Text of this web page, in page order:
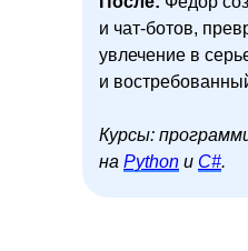
и чат-ботов,
увлечение в
и
Курсы:
на Python и С#.